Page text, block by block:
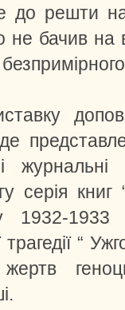
до решти
не бачив на
журнальні
серія книг
1932-1933
“